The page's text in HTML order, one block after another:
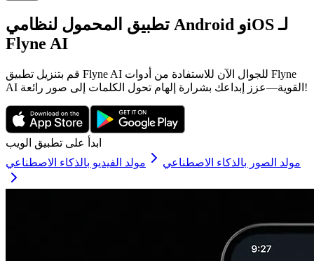
تطبيق المحمول لنظامي Android وiOS لـ
Flyne AI
قم بتنزيل تطبيق Flyne AI للجوال الآن للاستفادة من أدوات Flyne
AI القوية—عزز إبداعك بشرارة إلهام تحول الكلمات إلى صور رائعة!
ابدأ على تطبيق الويب
مولد الصور بالذكاء الاصطناعي
مولد الفيديو بالذكاء الاصطناعي